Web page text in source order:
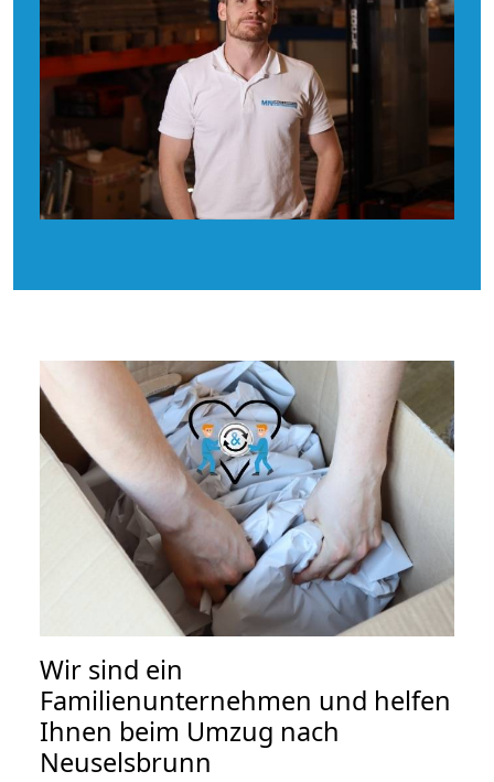
Wir sind ein
Familienunternehmen und helfen
Ihnen beim Umzug nach
Neuselsbrunn